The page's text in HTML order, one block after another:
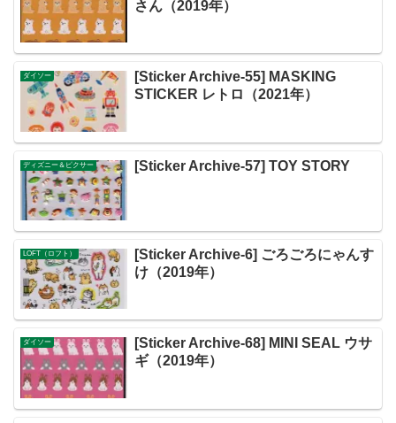
さん（2019年）
ダイソー
[Sticker Archive-55] MASKING
STICKER レトロ（2021年）
ディズニー＆ピクサー [Sticker Archive-57] TOY STORY
LOFT（ロフト）
[Sticker Archive-6] ごろごろにゃんす
け（2019年）
ダイソー
[Sticker Archive-68] MINI SEAL ウサ
ギ（2019年）